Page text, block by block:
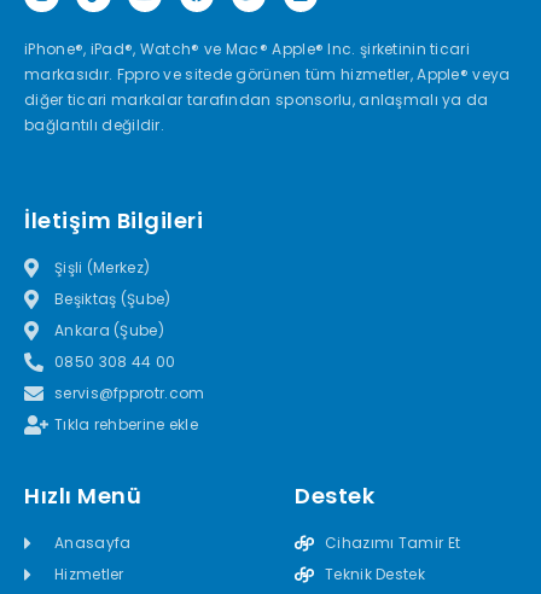
iPhone®, iPad®, Watch® ve Mac® Apple® Inc. şirketinin ticari
markasıdır. Fppro ve sitede görünen tüm hizmetler, Apple® veya
diğer ticari markalar tarafından sponsorlu, anlaşmalı ya da
bağlantılı değildir.
İletişim Bilgileri
Şişli (Merkez)
Beşiktaş (Şube)
Ankara (Şube)
0850 308 44 00
servis@fpprotr.com
Tıkla rehberine ekle
Hızlı Menü
Anasayfa
Hizmetler
Destek
Cihazımı Tamir Et
Teknik Destek